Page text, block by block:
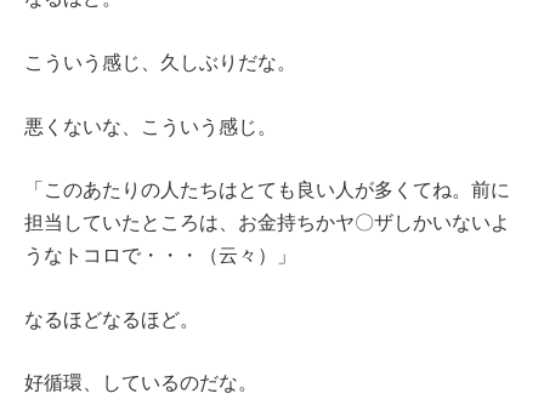
こういう感じ、久しぶりだな。
悪くないな、こういう感じ。
「このあたりの人たちはとても良い人が多くてね。前に
担当していたところは、お金持ちかヤ〇ザしかいないよ
うなトコロで・・・（云々）」
なるほどなるほど。
好循環、しているのだな。